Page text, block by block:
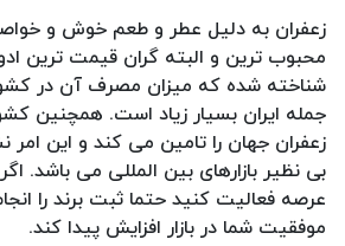
زعفران به دلیل عطر و طعم خوش و
محبوب ترین و البته گران قیمت ترین
شناخته شده که میزان مصرف آن در
زعفران جهان را تامین می کند و این
بی نظیر بازارهای بین المللی می باشد.
عرصه فعالیت کنید حتما ثبت برند را
موفقیت شما در بازار افزایش پیدا کند.